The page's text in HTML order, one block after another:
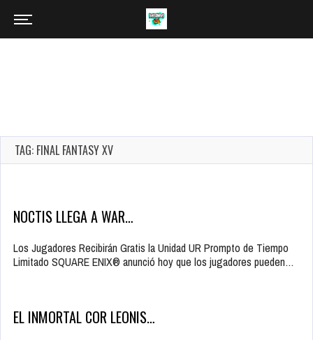
TAG: FINAL FANTASY XV
NOCTIS LLEGA A WAR…
Los Jugadores Recibirán Gratis la Unidad UR Prompto de Tiempo
Limitado SQUARE ENIX® anunció hoy que los jugadores pueden…
EL INMORTAL COR LEONIS…